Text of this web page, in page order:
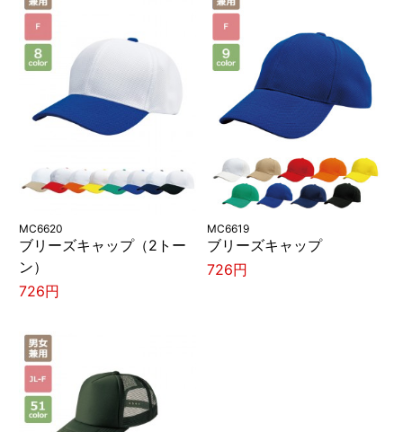
MC6620
ブリーズキャップ（2トー
ン）
726円
MC6619
ブリーズキャップ
726円